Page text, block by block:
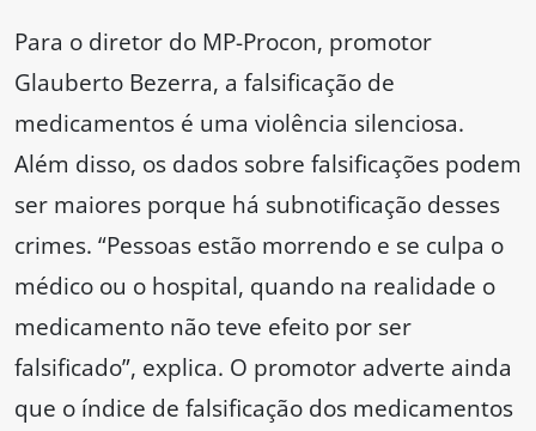
Para o diretor do MP-Procon, promotor
Glauberto Bezerra, a falsificação de
medicamentos é uma violência silenciosa.
Além disso, os dados sobre falsificações podem
ser maiores porque há subnotificação desses
crimes. “Pessoas estão morrendo e se culpa o
médico ou o hospital, quando na realidade o
medicamento não teve efeito por ser
falsificado”, explica. O promotor adverte ainda
que o índice de falsificação dos medicamentos